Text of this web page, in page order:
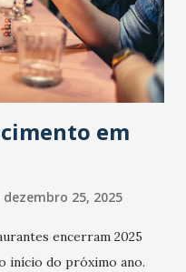
em
dezembro 25, 2025
encerram 2025
início do próximo ano.